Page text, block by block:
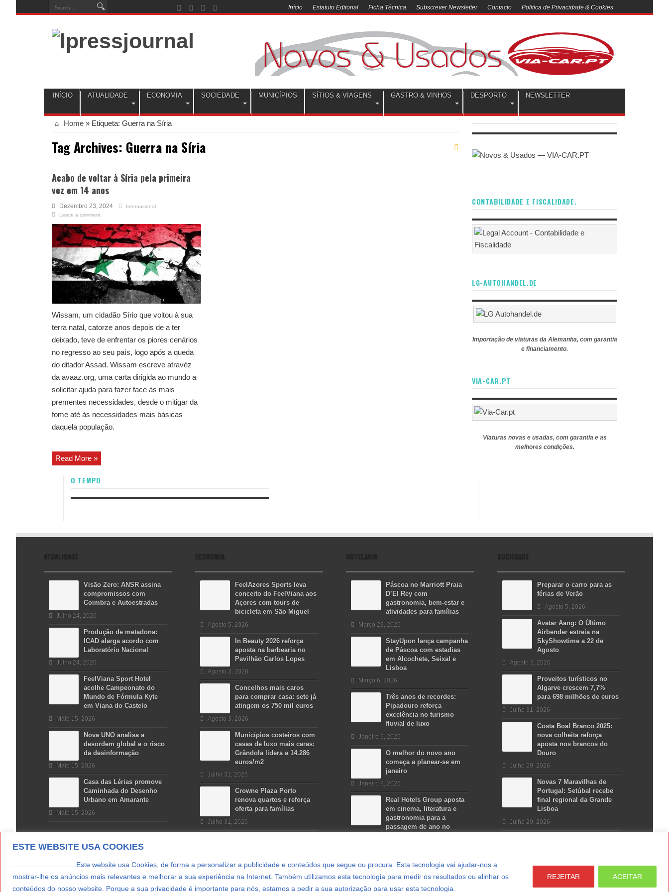
ESTE WEBSITE USA COOKIES
. . . . . . . . . . . . . . . . Este website usa Cookies, de forma a personalizar a publicidade e conteúdos que segue ou procura. Esta tecnologia vai ajudar-nos a
mostrar-lhe os anúncios mais relevantes e melhorar a sua experiência na Internet. Também utilizamos esta tecnologia para medir os resultados ou alinhar os
conteúdos do nosso website. Porque a sua privacidade é importante para nós, estamos a pedir a sua autorização para usar esta tecnologia.
REJEITAR ACEITAR
Início Estatuto Editorial Ficha Técnica Subscrever Newsletter Contacto Politica de Privacidade & Cookies
INÍCIO ATUALIDADE ECONOMIA SOCIEDADE MUNICÍPIOS SÍTIOS & VIAGENS GASTRO & VINHOS DESPORTO NEWSLETTER
Home » Etiqueta: Guerra na Síria
Tag Archives: Guerra na Síria
Acabo de voltar à Síria pela primeira
vez em 14 anos
Dezembro 23, 2024
Internacional
Leave a comment
Wissam, um cidadão Sírio que voltou à sua
terra natal, catorze anos depois de a ter
deixado, teve de enfrentar os piores cenários
no regresso ao seu país, logo após a queda
do ditador Assad. Wissam escreve atravéz
da avaaz.org, uma carta dirigida ao mundo a
solicitar ajuda para fazer face às mais
prementes necessidades, desde o mitigar da
fome até às necessidades mais básicas
daquela população.
Read More »
O TEMPO
CONTABILIDADE E FISCALIDADE.
LG-AUTOHANDEL.DE
Importação de viaturas da Alemanha, com garantia
e financiamento.
VIA-CAR.PT
Viaturas novas e usadas, com garantia e as
melhores condições.
ATUALIDADE
Visão Zero: ANSR assina
compromissos com
Coimbra e Autoestradas
Julho 24, 2026
Produção de metadona:
ICAD alarga acordo com
Laboratório Nacional
Julho 24, 2026
FeelViana Sport Hotel
acolhe Campeonato do
Mundo de Fórmula Kyte
em Viana do Castelo
Maio 15, 2026
Nova UNO analisa a
desordem global e o risco
da desinformação
Maio 15, 2026
Casa das Lérias promove
Caminhada do Desenho
Urbano em Amarante
Maio 15, 2026
ECONOMIA
FeelAzores Sports leva
conceito do FeelViana aos
Açores com tours de
bicicleta em São Miguel
Agosto 5, 2026
In Beauty 2026 reforça
aposta na barbearia no
Pavilhão Carlos Lopes
Agosto 3, 2026
Concelhos mais caros
para comprar casa: sete já
atingem os 750 mil euros
Agosto 3, 2026
Municípios costeiros com
casas de luxo mais caras:
Grândola lidera a 14.286
euros/m2
Julho 31, 2026
Crowne Plaza Porto
renova quartos e reforça
oferta para famílias
Julho 31, 2026
HOTELARIA
Páscoa no Marriott Praia
D’El Rey com
gastronomia, bem-estar e
atividades para famílias
Março 23, 2026
StayUpon lança campanha
de Páscoa com estadias
em Alcochete, Seixal e
Lisboa
Março 6, 2026
Três anos de recordes:
Pipadouro reforça
excelência no turismo
fluvial de luxo
Janeiro 9, 2026
O melhor do novo ano
começa a planear-se em
janeiro
Janeiro 9, 2026
Real Hotels Group aposta
em cinema, literatura e
gastronomia para a
passagem de ano no
SOCIEDADE
Preparar o carro para as
férias de Verão
Agosto 5, 2026
Avatar Aang: O Último
Airbender estreia na
SkyShowtime a 22 de
Agosto
Agosto 3, 2026
Proveitos turísticos no
Algarve crescem 7,7%
para 698 milhões de euros
Julho 31, 2026
Costa Boal Branco 2025:
nova colheita reforça
aposta nos brancos do
Douro
Julho 29, 2026
Novas 7 Maravilhas de
Portugal: Setúbal recebe
final regional da Grande
Lisboa
Julho 29, 2026